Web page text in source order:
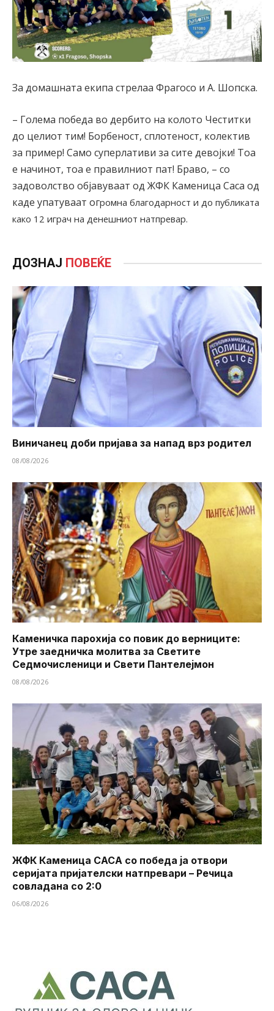
За домашната екипа стрелаа Фрагосо и А. Шопска.
– Голема победа во дербито на колото Честитки
до целиот тим! Борбеност, сплотеност, колектив
за пример! Само суперлативи за сите девојки! Тоа
е начинот, тоа е правилниот пат! Браво, – со
задоволство објавуваат од ЖФК Каменица Саса од
каде упатуваат огромна благодарност и до публиката
како 12 играч на денешниот натпревар.
ДОЗНАЈ ПОВЕЌЕ
Виничанец доби пријава за напад врз родител
08/08/2026
Каменичка парохија со повик до верниците:
Утре заедничка молитва за Светите
Седмочисленици и Свети Пантелејмон
08/08/2026
ЖФК Каменица САСА со победа ја отвори
серијата пријателски натпревари – Речица
совладана со 2:0
06/08/2026